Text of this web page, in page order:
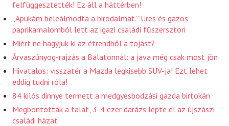
felfüggesztették! Ez áll a háttérben!
„Apukám beleálmodta a birodalmat.” Üres és gazos
paprikamalomból lett az igazi családi fűszersztori
Miért ne hagyjuk ki az étrendből a tojást?
Árvaszúnyog-rajzás a Balatonnál: a java még csak most jön
Hivatalos: visszatér a Mazda legkisebb SUV-ja! Ezt lehet
eddig tudni róla!
84 kilós dinnye termett a medgyesbodzási gazda birtokán
Megbontották a falat, 3-4 ezer darázs lepte el az újszászi
családi házat